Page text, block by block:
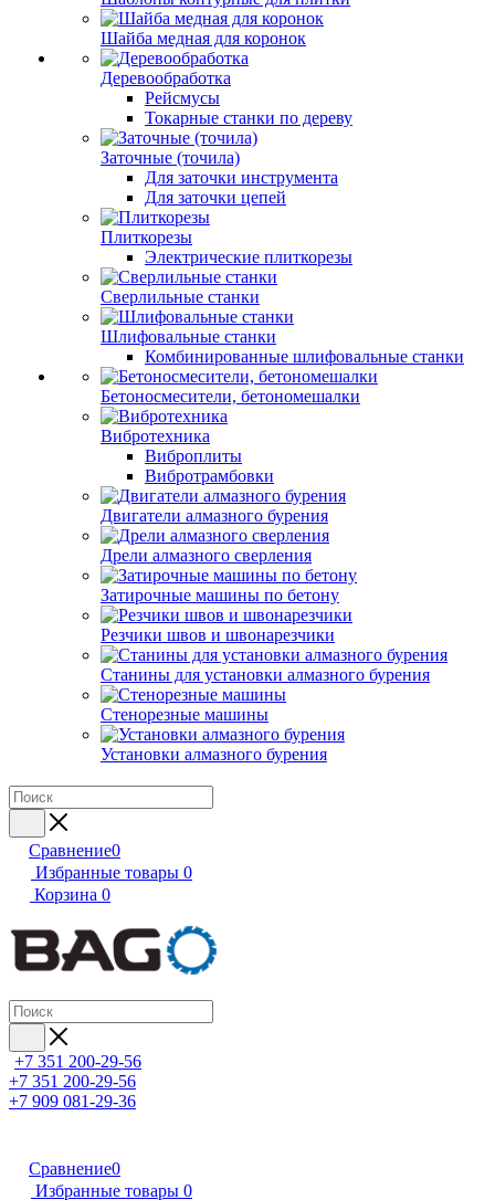
Шайба медная для коронок
Деревообработка
Рейсмусы
Токарные станки по дереву
Заточные (точила)
Для заточки инструмента
Для заточки цепей
Плиткорезы
Электрические плиткорезы
Сверлильные станки
Шлифовальные станки
Комбинированные шлифовальные станки
Бетоносмесители, бетономешалки
Вибротехника
Виброплиты
Вибротрамбовки
Двигатели алмазного бурения
Дрели алмазного сверления
Затирочные машины по бетону
Резчики швов и швонарезчики
Станины для установки алмазного бурения
Стенорезные машины
Установки алмазного бурения
Сравнение0
Избранные товары 0
Корзина 0
+7 351 200-29-56
+7 351 200-29-56
+7 909 081-29-36
Сравнение0
Избранные товары 0